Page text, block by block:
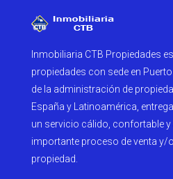
Inmobiliaria CTB Propiedades
propiedades con sede en
de la administración de
España y Latinoamérica,
un servicio cálido, confortable y
importante proceso de venta y/
propiedad.